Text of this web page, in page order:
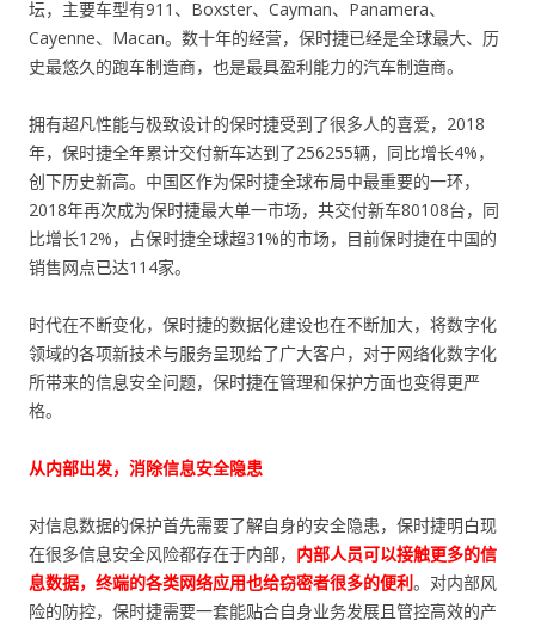
坛，主要车型有911、Boxster、Cayman、Panamera、
Cayenne、Macan。数十年的经营，保时捷已经是全球最大、历
史最悠久的跑车制造商，也是最具盈利能力的汽车制造商。
拥有超凡性能与极致设计的保时捷受到了很多人的喜爱，2018
年，保时捷全年累计交付新车达到了256255辆，同比增长4%，
创下历史新高。中国区作为保时捷全球布局中最重要的一环，
2018年再次成为保时捷最大单一市场，共交付新车80108台，同
比增长12%，占保时捷全球超31%的市场，目前保时捷在中国的
销售网点已达114家。
时代在不断变化，保时捷的数据化建设也在不断加大，将数字化
领域的各项新技术与服务呈现给了广大客户，对于网络化数字化
所带来的信息安全问题，保时捷在管理和保护方面也变得更严
格。
从内部出发，消除信息安全隐患
对信息数据的保护首先需要了解自身的安全隐患，保时捷明白现
在很多信息安全风险都存在于内部， 内部人员可以接触更多的信
息数据，终端的各类网络应用也给窃密者很多的便利。对内部风
险的防控，保时捷需要一套能贴合自身业务发展且管控高效的产